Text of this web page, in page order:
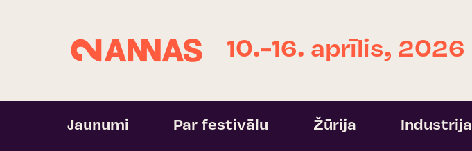
10.-16. aprīlis, 2026
Jaunumi Par festivālu Žūrija Industrija